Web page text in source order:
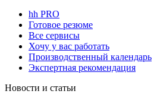
hh PRO
Готовое резюме
Все сервисы
Хочу у вас работать
Производственный календарь
Экспертная рекомендация
Новости и статьи